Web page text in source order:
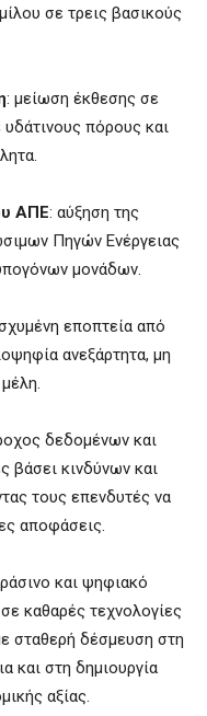
σε τρεις βασικούς
: μείωση έκθεσης σε
υδάτινους πόρους και
ΑΠΕ: αύξηση της
Πηγών Ενέργειας
μονάδων.
εποπτεία από
ανεξάρτητα, μη
δεδομένων και
βάσει κινδύνων και
τους επενδυτές να
αποφάσεις.
και ψηφιακό
καθαρές τεχνολογίες
σταθερή δέσμευση στη
και στη δημιουργία
αξίας.